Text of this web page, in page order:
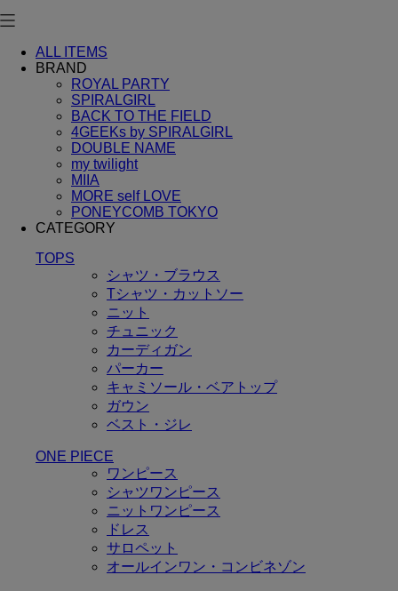
ALL ITEMS
BRAND
ROYAL PARTY
SPIRALGIRL
BACK TO THE FIELD
4GEEKs by SPIRALGIRL
DOUBLE NAME
my twilight
MIIA
MORE self LOVE
PONEYCOMB TOKYO
CATEGORY
TOPS
シャツ・ブラウス
Tシャツ・カットソー
ニット
チュニック
カーディガン
パーカー
キャミソール・ベアトップ
ガウン
ベスト・ジレ
ONE PIECE
ワンピース
シャツワンピース
ニットワンピース
ドレス
サロペット
オールインワン・コンビネゾン